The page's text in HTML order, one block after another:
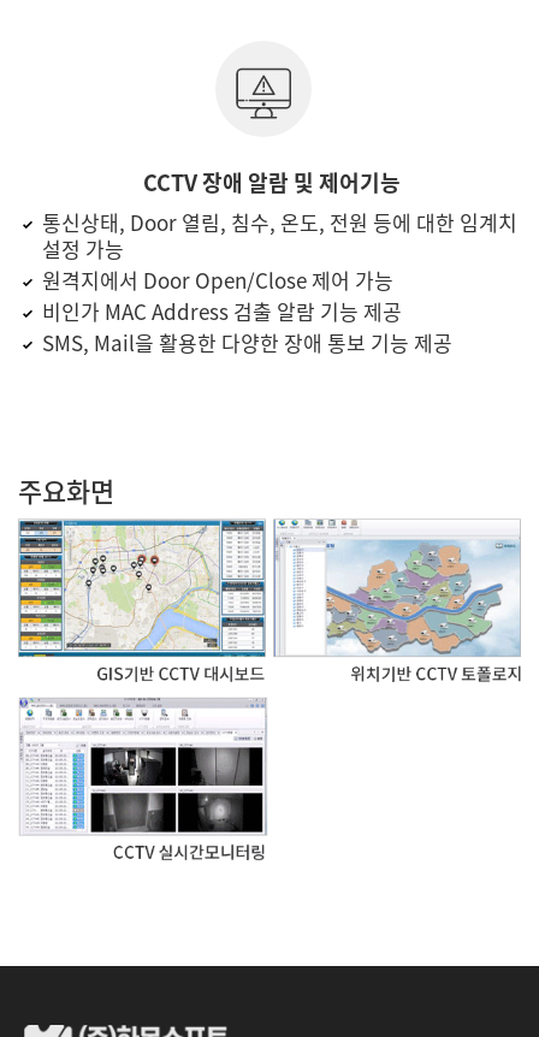
CCTV 장애 알람 및 제어기능
통신상태, Door 열림, 침수, 온도, 전원 등에 대한 임계치
설정 가능
원격지에서 Door Open/Close 제어 가능
비인가 MAC Address 검출 알람 기능 제공
SMS, Mail을 활용한 다양한 장애 통보 기능 제공
주요화면